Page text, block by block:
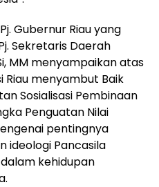
Gubernur Riau yang
Sekretaris Daerah
MM menyampaikan atas
Riau menyambut Baik
Sosialisasi Pembinaan
Penguatan Nilai
pentingnya
ideologi Pancasila
kehidupan